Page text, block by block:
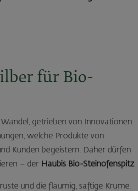
für Bio-
getrieben von Innovationen
welche Produkte von
Kunden begeistern. Daher dürfen
– der Haubis Bio-Steinofenspitz.
und die flaumig, saftige Krume.